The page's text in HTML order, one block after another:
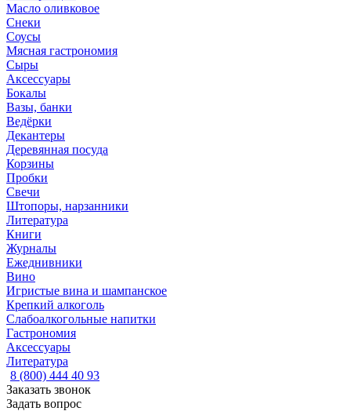
Масло оливковое
Снеки
Соусы
Мясная гастрономия
Сыры
Аксессуары
Бокалы
Вазы, банки
Ведёрки
Декантеры
Деревянная посуда
Корзины
Пробки
Свечи
Штопоры, нарзанники
Литература
Книги
Журналы
Ежеднивники
Вино
Игристые вина и шампанское
Крепкий алкоголь
Слабоалкогольные напитки
Гастрономия
Аксессуары
Литература
8 (800) 444 40 93
Заказать звонок
Задать вопрос